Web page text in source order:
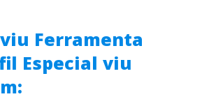
Ferramenta
Especial viu